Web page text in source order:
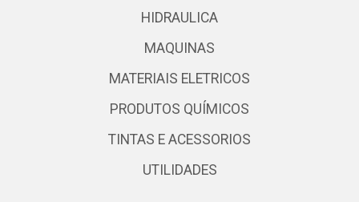
HIDRAULICA
MAQUINAS
MATERIAIS ELETRICOS
PRODUTOS QUÍMICOS
TINTAS E ACESSORIOS
UTILIDADES